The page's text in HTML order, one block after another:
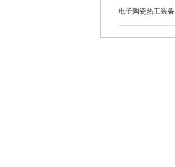
电子陶瓷热工装备